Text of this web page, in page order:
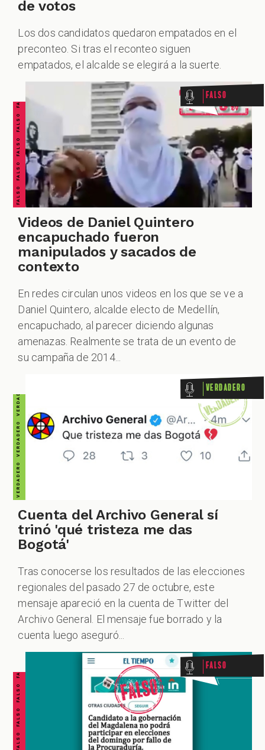
de votos
Los dos candidatos quedaron empatados en el
preconteo. Si tras el reconteo siguen
empatados, el alcalde se elegirá a la suerte.
FALSO FALSO FALSO FALSO FALSO FALSO FALSO Falso
Videos de Daniel Quintero
encapuchado fueron
manipulados y sacados de
contexto
En redes circulan unos videos en los que se ve a
Daniel Quintero, alcalde electo de Medellín,
encapuchado, al parecer diciendo algunas
amenazas. Realmente se trata de un evento de
su campaña de 2014...
VERDADERO VERDADERO VERDADERO VERDADERO VERDADERO VERDADERO VERDADERO Verdadero
Cuenta del Archivo General sí
trinó 'qué tristeza me das
Bogotá'
Tras conocerse los resultados de las elecciones
regionales del pasado 27 de octubre, este
mensaje apareció en la cuenta de Twitter del
Archivo General. El mensaje fue borrado y la
cuenta luego aseguró...
FALSO FALSO FALSO FALSO FALSO FALSO FALSO Falso